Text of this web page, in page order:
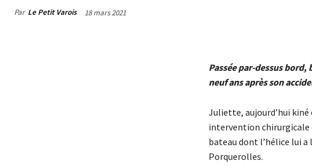
Par Le Petit Varois 18 mars 2021
Passée par-dessus
neuf ans après son
Juliette, aujourd’hui kiné
intervention chirurgicale
bateau dont l’hélice lui a
Porquerolles.